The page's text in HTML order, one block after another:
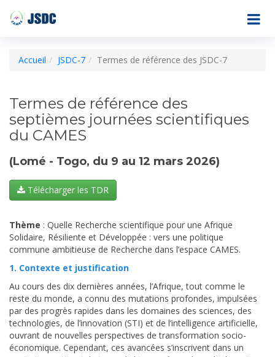
Accueil JSDC-7 Termes de référence des JSDC-7
Termes de référence des
septièmes journées scientifiques
du CAMES
(Lomé - Togo, du 9 au 12 mars 2026)
Télécharger les TDR
Thème : Quelle Recherche scientifique pour une Afrique
Solidaire, Résiliente et Développée : vers une politique
commune ambitieuse de Recherche dans l’espace CAMES.
1. Contexte et justification
Au cours des dix dernières années, l’Afrique, tout comme le
reste du monde, a connu des mutations profondes, impulsées
par des progrès rapides dans les domaines des sciences, des
technologies, de l’innovation (STI) et de l’intelligence artificielle,
ouvrant de nouvelles perspectives de transformation socio-
économique. Cependant, ces avancées s’inscrivent dans un